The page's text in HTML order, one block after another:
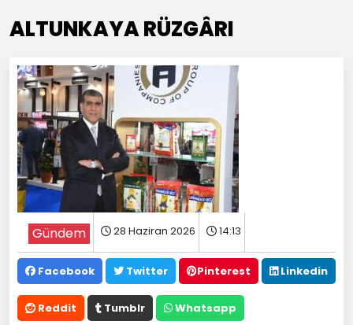
ALTUNKAYA RÜZGÂRI
Gündem 28 Haziran 2026 14:13
Facebook Twitter Pinterest Linkedin
Reddit Tumblr Whatsapp